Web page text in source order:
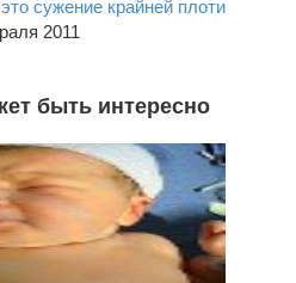
сужение крайней плоти
2011
быть интересно